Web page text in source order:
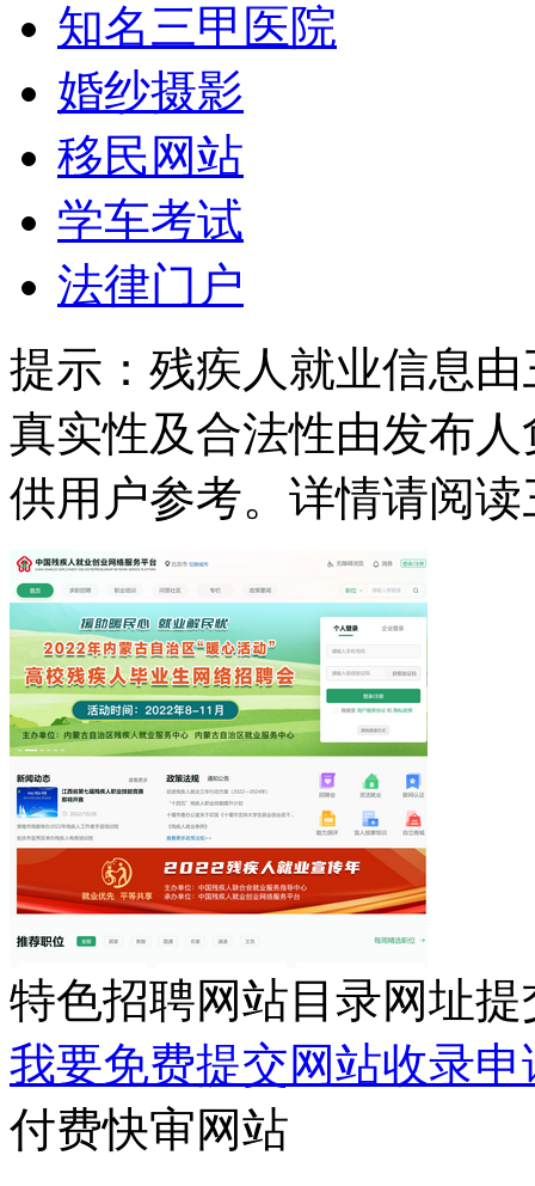
知名三甲医院
婚纱摄影
移民网站
学车考试
法律门户
提示： 残疾人就业信息
真实性及合法性由发布
供用户参考。详情请阅
特色招聘网站目录网址提
我要免费提交网站收录申
付费快审网站